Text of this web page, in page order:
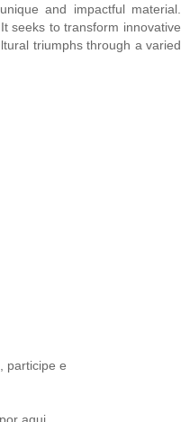
and impactful material.
seeks to transform innovative
triumphs through a varied
participe e
aqui